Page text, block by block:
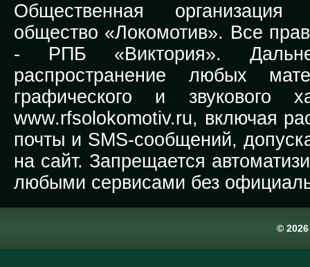
Общественная организация
общество «Локомотив». Все
- РПБ «Виктория».
распространение любых
графического и звукового
www.rfsolokomotiv.ru, включая
почты и SMS-сообщений,
на сайт. Запрещается
любыми сервисами без
©